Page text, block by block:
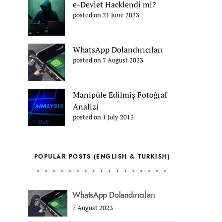
e-Devlet Hacklendi mi?
posted on 21 June 2023
WhatsApp Dolandırıcıları
posted on 7 August 2023
Manipüle Edilmiş Fotoğraf
Analizi
posted on 1 July 2013
POPULAR POSTS (ENGLISH & TURKISH)
WhatsApp Dolandırıcıları
7 August 2023